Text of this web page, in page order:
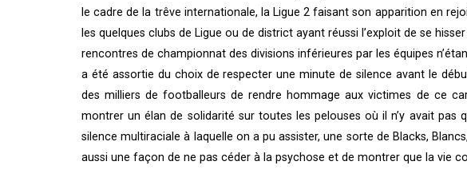
le cadre de la trêve internationale, la Ligue 2 faisant son apparition en
les quelques clubs de Ligue ou de district ayant réussi l’exploit de se
rencontres de championnat des divisions inférieures par les équipes
a été assortie du choix de respecter une minute de silence avant le
des milliers de footballeurs de rendre hommage aux victimes de ce
montrer un élan de solidarité sur toutes les pelouses où il n’y avait pas
silence multiraciale à laquelle on a pu assister, une sorte de Blacks,
aussi une façon de ne pas céder à la psychose et de montrer que la